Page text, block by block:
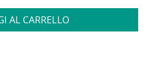
AL CARRELLO